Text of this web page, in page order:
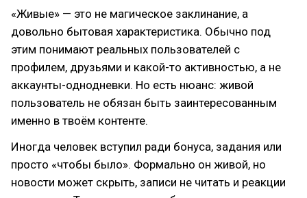
«Живые» — это не магическое заклинание, а
довольно бытовая характеристика. Обычно под
этим понимают реальных пользователей с
профилем, друзьями и какой-то активностью, а не
аккаунты-однодневки. Но есть нюанс: живой
пользователь не обязан быть заинтересованным
именно в твоём контенте.
Иногда человек вступил ради бонуса, задания или
просто «чтобы было». Формально он живой, но
новости может скрыть, записи не читать и реакции